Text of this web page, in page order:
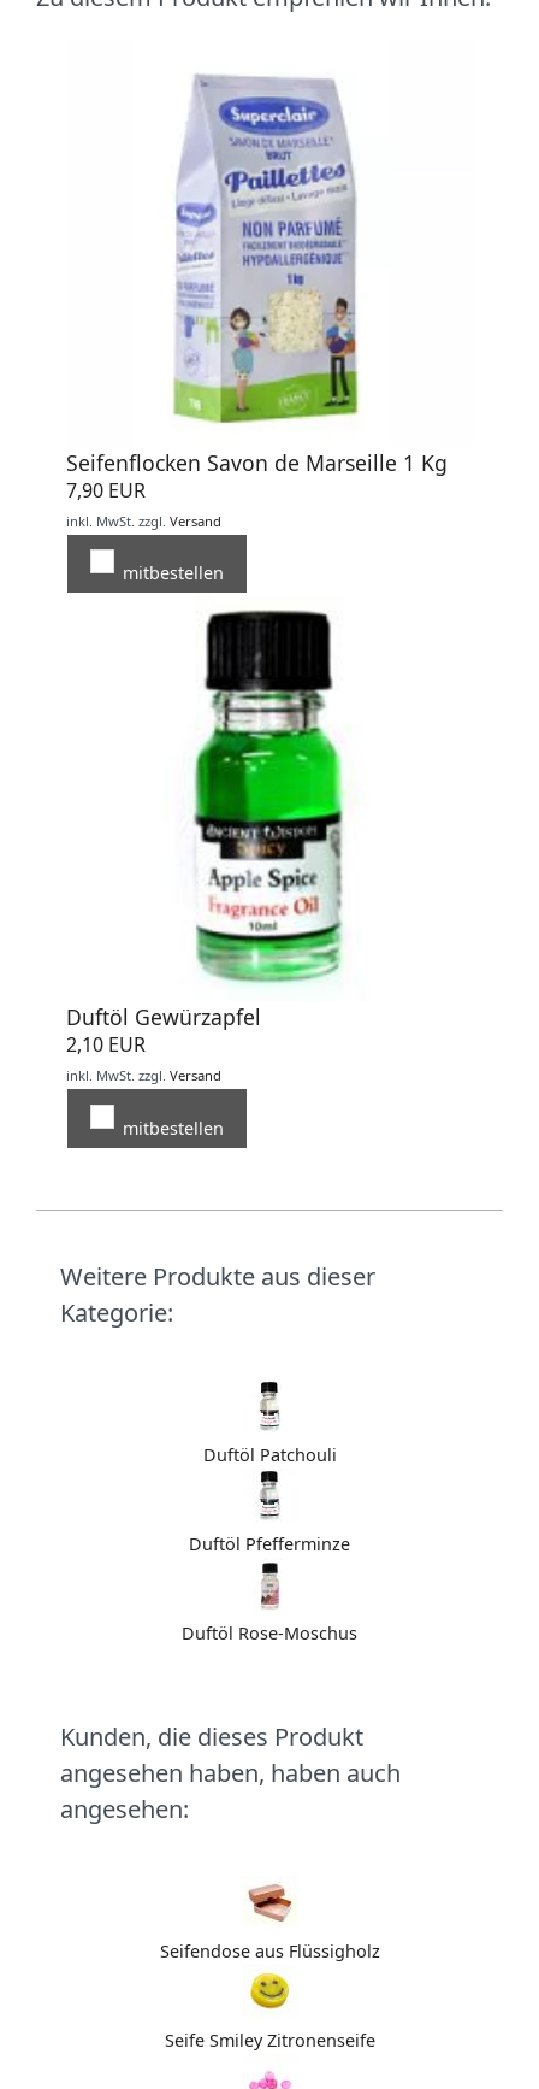
Seifenflocken Savon de Marseille 1 Kg
7,90 EUR
inkl. MwSt. zzgl. Versand
mitbestellen
Duftöl Gewürzapfel
2,10 EUR
inkl. MwSt. zzgl. Versand
mitbestellen
Weitere Produkte aus dieser
Kategorie:
Duftöl Patchouli
Duftöl Pfefferminze
Duftöl Rose-Moschus
Kunden, die dieses Produkt
angesehen haben, haben auch
angesehen:
Seifendose aus Flüssigholz
Seife Smiley Zitronenseife